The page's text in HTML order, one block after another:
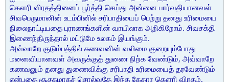
கௌரி விரதத்தினைப் பூர்த்தி செய்து அன்னை பார்வதியானவள்
சிவபெருமானின் உடம்பினில் சரிபாதியைப் பெற்று தனது உரிமையை
நிலைநாட்டியதை புராணங்களின் வாயிலாக அறிகிறோம். சிவசக்தி
இணைந்திருந்தால் மட்டுமே உலகம் இயங்கும்.
அவ்வாறே குடும்பத்தில் கணவனின் வலிமை குறையும்போது
மனைவியானவள் அவருக்குத் துணை நிற்க வேண்டும், அவ்வாறே
கணவனும் தனது துணைவிக்கு சரிபாதி உரிமையைத் தரவேண்டும்
என்பதை சூசகமாகச் சொல்வதே இந்த கேதார கௌரி விரதம்.